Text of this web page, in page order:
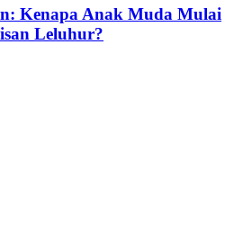
Kenapa Anak Muda Mulai
Leluhur?